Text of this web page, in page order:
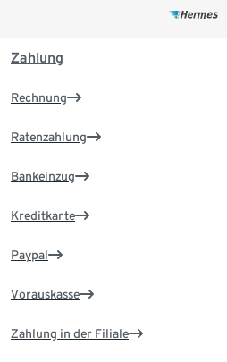
Zahlung
Rechnung
Ratenzahlung
Bankeinzug
Kreditkarte
Paypal
Vorauskasse
Zahlung in der Filiale